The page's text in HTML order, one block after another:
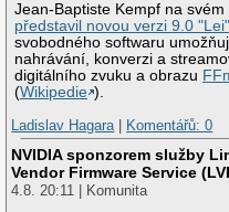
Jean-Baptiste Kempf na svém
představil novou verzi 9.0 "Lei"
svobodného softwaru
nahrávání, konverzi a
digitálního zvuku a obrazu
(Wikipedie ).
Ladislav Hagara| Komentářů: 0
NVIDIA sponzorem služby
Vendor Firmware Service
4.8. 20:11 | Komunita